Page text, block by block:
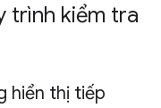
trình kiểm tra
hiển thị tiếp